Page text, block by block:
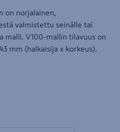
on norjalainen,
valmistettu seinälle tai
malli. V100-mallin tilavuus on
mm (halkaisija x korkeus).